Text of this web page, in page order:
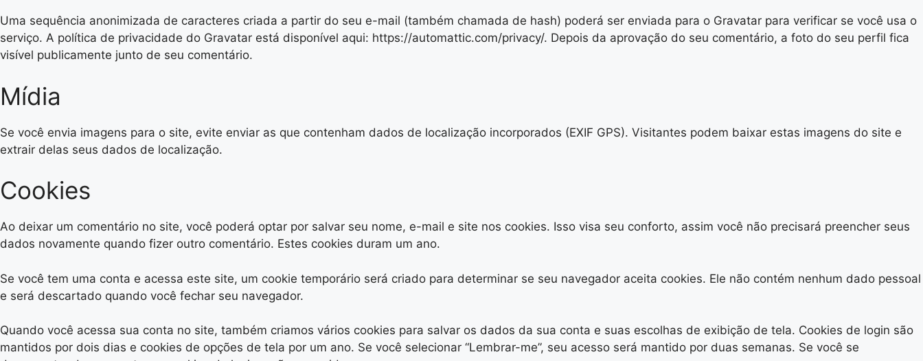
Uma sequência anonimizada de caracteres criada a partir do seu e-mail (também chamada de hash) poderá ser enviada para o Gravatar para verificar se você usa o
serviço. A política de privacidade do Gravatar está disponível aqui: https://automattic.com/privacy/. Depois da aprovação do seu comentário, a foto do seu perfil fica
visível publicamente junto de seu comentário.
Mídia
Se você envia imagens para o site, evite enviar as que contenham dados de localização incorporados (EXIF GPS). Visitantes podem baixar estas imagens do site e
extrair delas seus dados de localização.
Cookies
Ao deixar um comentário no site, você poderá optar por salvar seu nome, e-mail e site nos cookies. Isso visa seu conforto, assim você não precisará preencher seus
dados novamente quando fizer outro comentário. Estes cookies duram um ano.
Se você tem uma conta e acessa este site, um cookie temporário será criado para determinar se seu navegador aceita cookies. Ele não contém nenhum dado pessoal
e será descartado quando você fechar seu navegador.
Quando você acessa sua conta no site, também criamos vários cookies para salvar os dados da sua conta e suas escolhas de exibição de tela. Cookies de login são
mantidos por dois dias e cookies de opções de tela por um ano. Se você selecionar “Lembrar-me”, seu acesso será mantido por duas semanas. Se você se